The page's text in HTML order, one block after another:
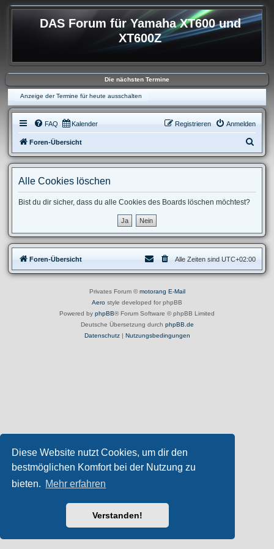
Diese Website nutzt Cookies, um dir den
bestmöglichen Komfort bei der Nutzung zu
bieten. Mehr erfahren
Verstanden!
DAS Forum für Yamaha XT600 und
XT600Z
Die nächsten Termine
Anzeige der Termine für heute ausschalten
FAQ Kalender Anmelden
Registrieren
Foren-Übersicht
u
Alle Cookies löschen
Bist du dir sicher, dass du alle Cookies des Boards löschen möchtest?
Foren-Übersicht Alle Zeiten sind UTC+02:00
Privates Forum ©motorang E-Mail
Aero style developed for phpBB
Powered by phpBB® Forum Software © phpBB Limited
Deutsche Übersetzung durch phpBB.de
Datenschutz| Nutzungsbedingungen